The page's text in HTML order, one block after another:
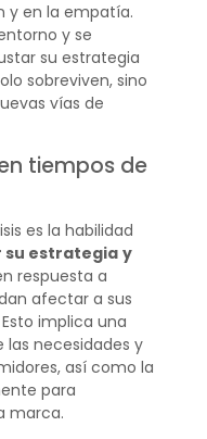
y en la empatía.
y se
su estrategia
sobreviven, sino
vías de
tiempos de
es la habilidad
su estrategia y
respuesta a
afectar a sus
implica una
las necesidades y
así como la
para
marca.